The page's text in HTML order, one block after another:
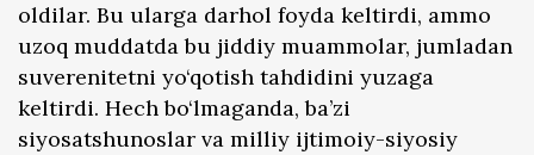
oldilar. Bu ularga darhol foyda keltirdi, ammo
uzoq muddatda bu jiddiy muammolar, jumladan
suverenitetni yo‘qotish tahdidini yuzaga
keltirdi. Hech bo‘lmaganda, ba’zi
siyosatshunoslar va milliy ijtimoiy-siyosiy